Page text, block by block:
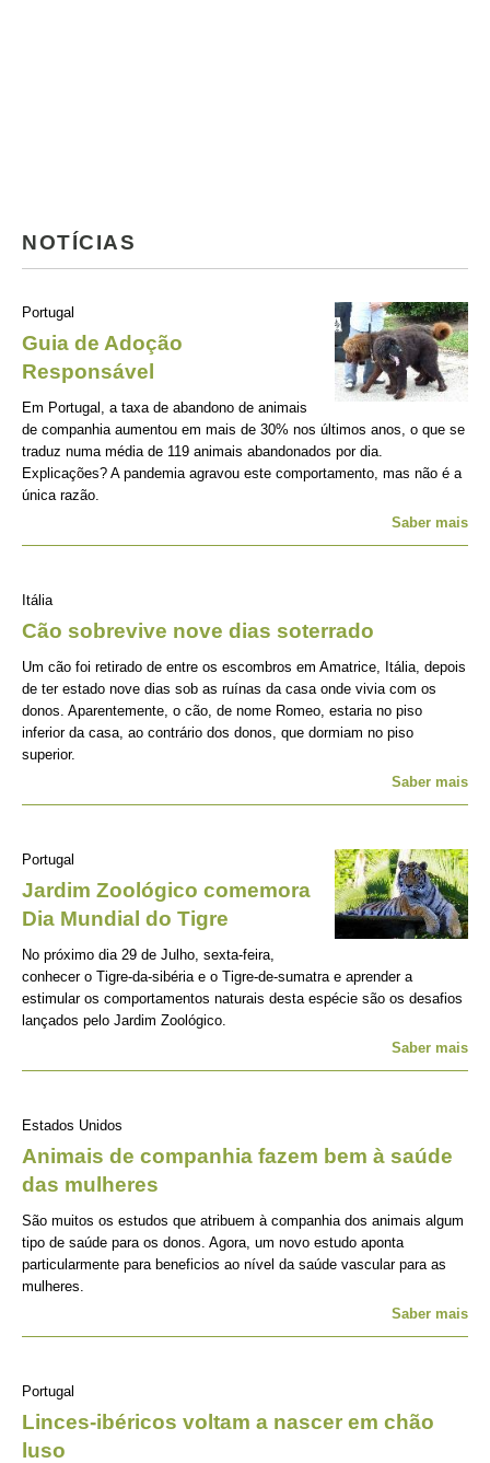
NOTÍCIAS
Portugal
Guia de Adoção
Responsável
Em Portugal, a taxa de abandono de animais
de companhia aumentou em mais de 30% nos últimos anos, o que se
traduz numa média de 119 animais abandonados por dia.
Explicações? A pandemia agravou este comportamento, mas não é a
única razão.
Saber mais
Itália
Cão sobrevive nove dias soterrado
Um cão foi retirado de entre os escombros em Amatrice, Itália, depois
de ter estado nove dias sob as ruínas da casa onde vivia com os
donos. Aparentemente, o cão, de nome Romeo, estaria no piso
inferior da casa, ao contrário dos donos, que dormiam no piso
superior.
Saber mais
Portugal
Jardim Zoológico comemora
Dia Mundial do Tigre
No próximo dia 29 de Julho, sexta-feira,
conhecer o Tigre-da-sibéria e o Tigre-de-sumatra e aprender a
estimular os comportamentos naturais desta espécie são os desafios
lançados pelo Jardim Zoológico.
Saber mais
Estados Unidos
Animais de companhia fazem bem à saúde
das mulheres
São muitos os estudos que atribuem à companhia dos animais algum
tipo de saúde para os donos. Agora, um novo estudo aponta
particularmente para beneficios ao nível da saúde vascular para as
mulheres.
Saber mais
Portugal
Linces-ibéricos voltam a nascer em chão
luso